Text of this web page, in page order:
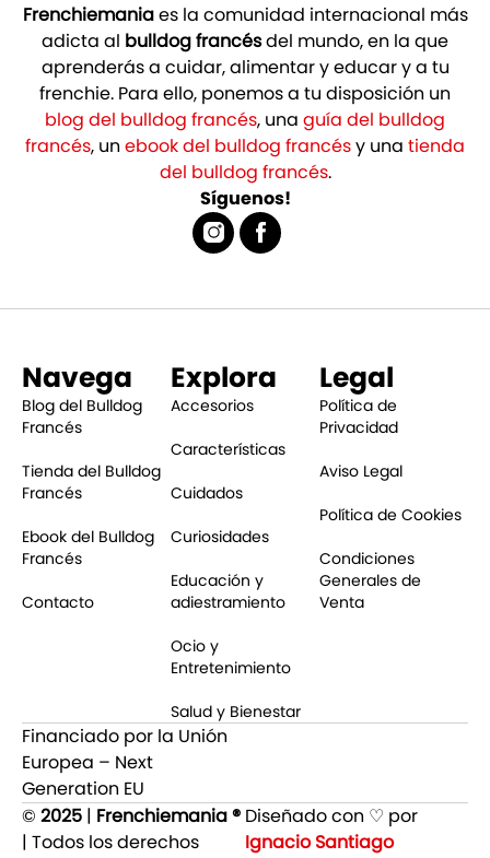
Frenchiemaniaes la comunidad internacional más
adicta al bulldog francésdel mundo, en la que
aprenderás a cuidar, alimentar y educar y a tu
frenchie. Para ello, ponemos a tu disposición un
blog del bulldog francés, una guía del bulldog
francés, unebook del bulldog francésy una tienda
del bulldog francés.
Síguenos!
Navega
Blog del Bulldog
Francés
Tienda del Bulldog
Francés
Ebook del Bulldog
Francés
Contacto
Explora
Accesorios
Características
Cuidados
Curiosidades
Educación y
adiestramiento
Ocio y
Entretenimiento
Salud y Bienestar
Legal
Política de
Privacidad
Aviso Legal
Política de Cookies
Condiciones
Generales de
Venta
Financiado por la Unión
Europea – Next
Generation EU
© 2025 | Frenchiemania ®
| Todos los derechos
Diseñado con ♡ por
Ignacio Santiago